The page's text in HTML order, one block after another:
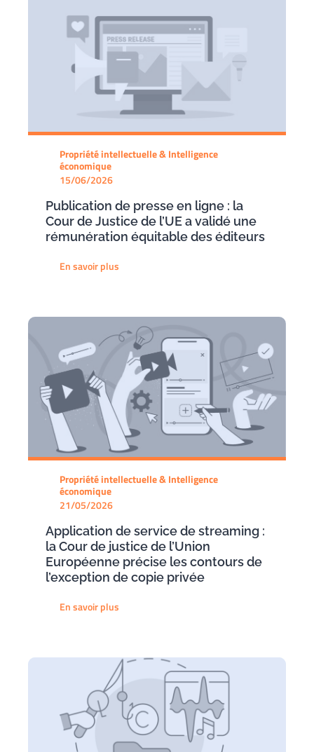
Propriété intellectuelle & Intelligence
économique
15/06/2026
Publication de presse en ligne : la
Cour de Justice de l’UE a validé une
rémunération équitable des éditeurs
En savoir plus
Propriété intellectuelle & Intelligence
économique
21/05/2026
Application de service de streaming :
la Cour de justice de l’Union
Européenne précise les contours de
l’exception de copie privée
En savoir plus